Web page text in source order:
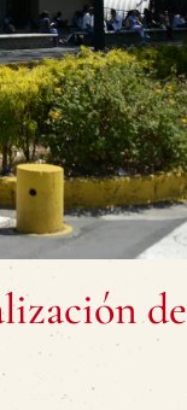
de